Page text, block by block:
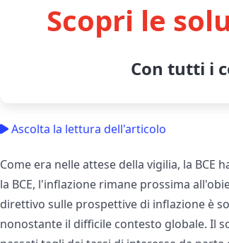
Scopri le
Con tutti i
Ascolta la lettura dell'articolo
Come era nelle attese della vigilia, la BCE
la BCE, l'inflazione rimane prossima
direttivo sulle prospettive di inflazione è
nonostante il difficile contesto globale. Il